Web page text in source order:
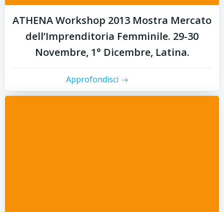
ATHENA Workshop 2013 Mostra Mercato
dell’Imprenditoria Femminile. 29-30
Novembre, 1° Dicembre, Latina.
Approfondisci